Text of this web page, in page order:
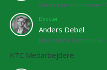
Gladsaxe Kommune -
Direktør
Anders Debel
Holstebro Kommune -
KTC Medarbejdere